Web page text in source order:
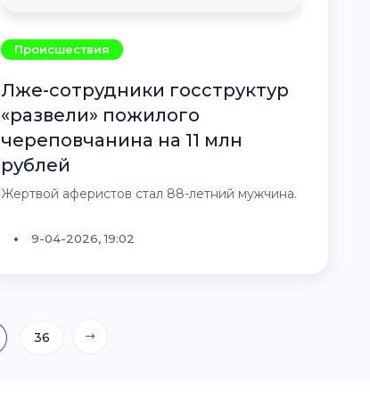
Происшествия
Лже-сотрудники госструктур
«развели» пожилого
череповчанина на 11 млн
рублей
Жертвой аферистов стал 88-летний мужчина.
9-04-2026, 19:02
36